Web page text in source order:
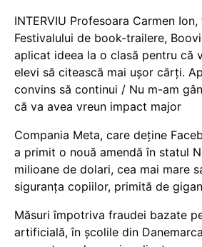
INTERVIU Profesoara Carmen
Festivalului de book-trailere,
aplicat ideea la o clasă pentru că
elevi să citească mai ușor cărți.
convins să continui / Nu m-am
că va avea vreun impact major
Compania Meta, care deține
a primit o nouă amendă în statul
milioane de dolari, cea mai mare
siguranța copiilor, primită de
Măsuri împotriva fraudei bazate
artificială, în școlile din